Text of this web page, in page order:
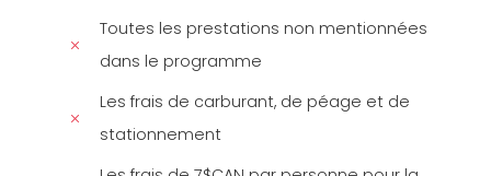
Toutes les prestations non mentionnées
dans le programme
Les frais de carburant, de péage et de
stationnement